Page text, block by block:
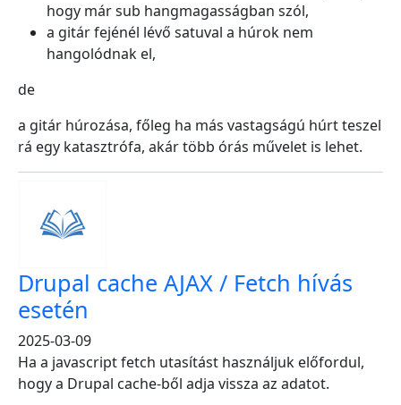
hogy már sub hangmagasságban szól,
a gitár fejénél lévő satuval a húrok nem
hangolódnak el,
de
a gitár húrozása, főleg ha más vastagságú húrt teszel
rá egy katasztrófa, akár több órás művelet is lehet.
Drupal cache AJAX / Fetch hívás
esetén
2025-03-09
Ha a javascript fetch utasítást használjuk előfordul,
hogy a Drupal cache-ből adja vissza az adatot.